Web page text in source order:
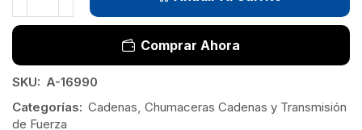
Comprar Ahora
SKU: A-16990
Categorías: Cadenas, Chumaceras Cadenas y Transmisión
de Fuerza